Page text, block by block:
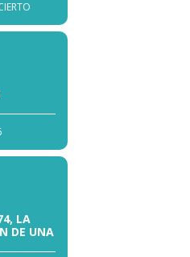
LA
DE UNA